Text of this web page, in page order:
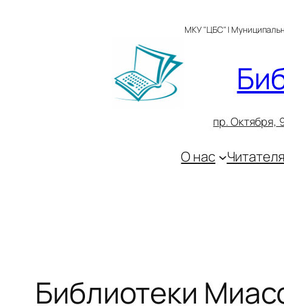
МКУ "ЦБС" |
пр. Октября,
О нас
Библиотеки